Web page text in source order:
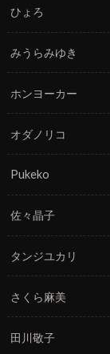
ひょろ
みうらみゆき
ホンヨーカー
オダノリコ
Pukeko
佐々晶子
タンジユカリ
さくら麻美
田川敬子